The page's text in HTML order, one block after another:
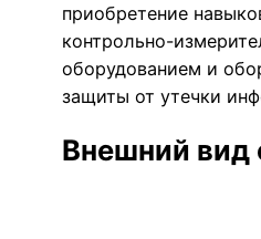
приобретение
контрольно-
оборудованием и
защиты от утечки
Внешний вид